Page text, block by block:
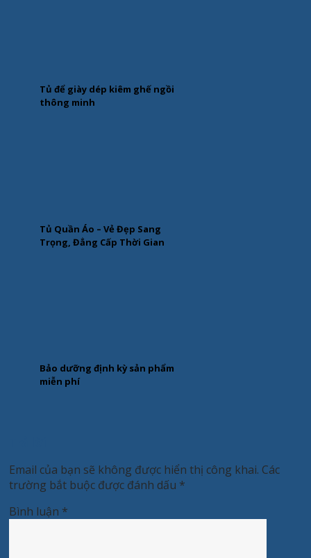
Tủ để giày dép kiêm ghế ngồi
thông minh
Tủ Quần Áo – Vẻ Đẹp Sang
Trọng, Đẳng Cấp Thời Gian
Bảo dưỡng định kỳ sản phẩm
miễn phí
Email của bạn sẽ không được hiển thị công khai. Các
trường bắt buộc được đánh dấu *
Bình luận *